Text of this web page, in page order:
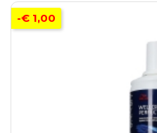
-€ 1,00